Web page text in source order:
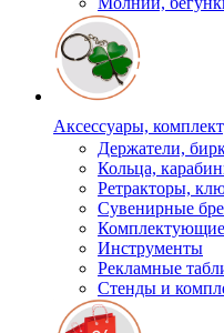
Аксессуары,
Держатели,
Кольца,
Ретракторы,
Сувенирные
Комплектующие
Инструменты
Рекламные
Стенды и